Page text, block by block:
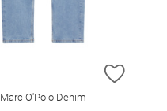
ZUR
Marc O'Polo Denim